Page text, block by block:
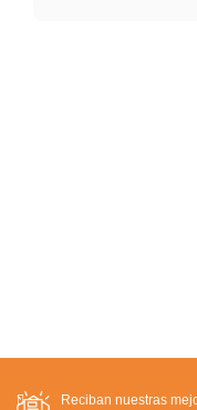
Reciban nuestras